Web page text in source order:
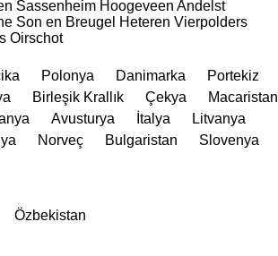
Sassenheim Hoogeveen Andelst
Son en Breugel Heteren Vierpolders
Oirschot
Polonya Danimarka
Portekiz
Birleşik Krallık Çekya
Macaristan
Avusturya İtalya
Litvanya
Norveç Bulgaristan
Slovenya
Özbekistan